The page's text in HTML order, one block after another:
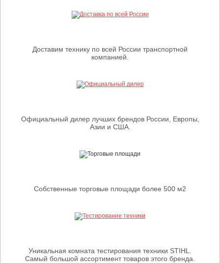
Доставим технику по всей России транспортной
компанией.
Официальный дилер лучших брендов России, Европы,
Азии и США.
Собственные торговые площади более 500 м2
Уникальная комната тестирования техники STIHL.
Самый большой ассортимент товаров этого бренда.